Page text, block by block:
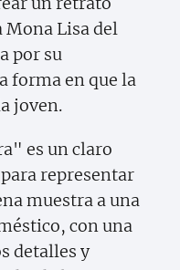
Mona Lisa del
por su
forma en que la
joven.
es un claro
representar
muestra a una
con una
detalles y